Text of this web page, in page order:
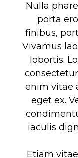
Nulla
porta
finibus,
Vivamus
lobortis.
enim vitae
eget ex.
iaculis
Etiam